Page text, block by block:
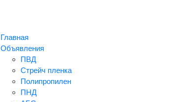
Главная
Объявления
ПВД
Стрейч пленка
Полипропилен
ПНД